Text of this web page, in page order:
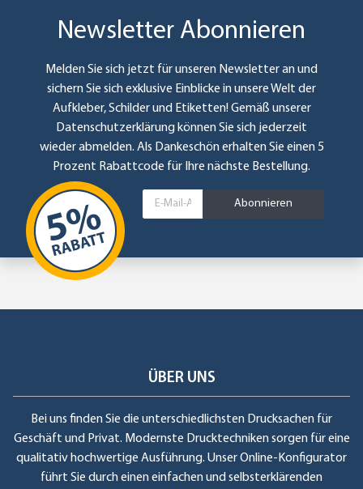
Newsletter Abonnieren
Melden Sie sich jetzt für unseren Newsletter an und
sichern Sie sich exklusive Einblicke in unsere Welt der
Aufkleber, Schilder und Etiketten! Gemäß unserer
Datenschutzerklärung können Sie sich jederzeit
wieder abmelden. Als Dankeschön erhalten Sie einen 5
Prozent Rabattcode für Ihre nächste Bestellung.
Abonnieren
ÜBER UNS
Bei uns finden Sie die unterschiedlichsten Drucksachen für
Geschäft und Privat. Modernste Drucktechniken sorgen für eine
qualitativ hochwertige Ausführung. Unser Online-Konfigurator
führt Sie durch einen einfachen und selbsterklärenden